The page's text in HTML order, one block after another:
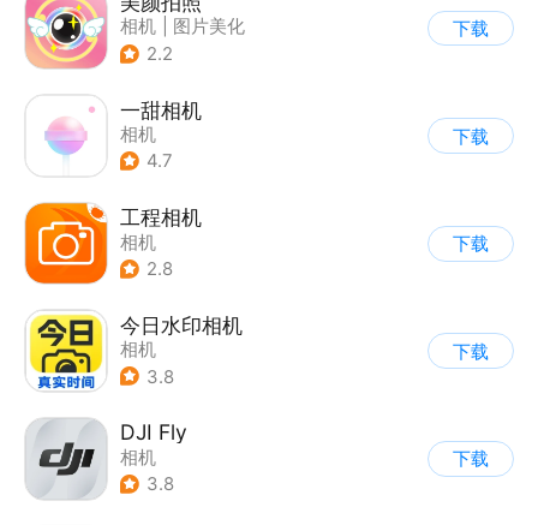
相机
图片美化
2.2
下载
一甜相机
相机
4.7
下载
工程相机
相机
2.8
下载
今日水印相机
相机
3.8
下载
DJI Fly
相机
3.8
下载